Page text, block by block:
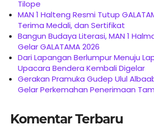
Tilope
MAN 1 Halteng Resmi Tutup
Terima Medali, dan Sertifikat
Bangun Budaya Literasi, MAN 1
Gelar GALATAMA 2026
Dari Lapangan Berlumpur Menuju
Upacara Bendera Kembali Digelar
Gerakan Pramuka Gudep Ulul
Gelar Perkemahan Penerimaan
Komentar Terbaru